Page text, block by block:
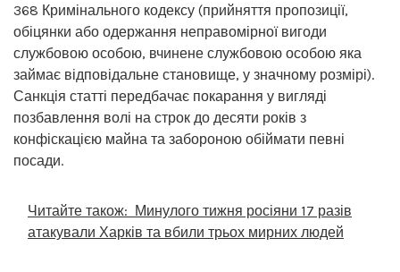
368 Кримінального кодексу (прийняття пропозиції,
обіцянки або одержання неправомірної вигоди
службовою особою, вчинене службовою особою яка
займає відповідальне становище, у значному розмірі).
Санкція статті передбачає покарання у вигляді
позбавлення волі на строк до десяти років з
конфіскацією майна та забороною обіймати певні
посади.
Читайте також: Минулого тижня росіяни 17 разів
атакували Харків та вбили трьох мирних людей